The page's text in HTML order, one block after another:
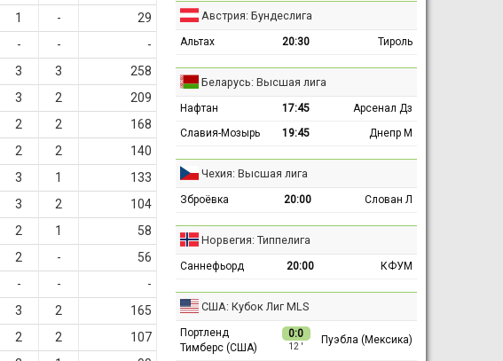
1 -
29
- -
-
3 3
258
3 2
209
2 2
168
2 2
140
3 1
133
3 2
104
2 1
58
2 -
56
- -
-
3 2
165
2 2
107
Австрия: Бундеслига
Альтах 20:30 Тироль
Беларусь: Высшая лига
Нафтан 17:45
Арсенал Дз
Славия-Мозырь
19:45 Днепр М
Чехия: Высшая лига
Зброёвка 20:00 Слован Л
Норвегия: Типпелига
Саннефьорд 20:00 КФУМ
США: Кубок Лиг MLS
Портленд
Тимберс (США)
0:0
12 ′
Пуэбла (Мексика)